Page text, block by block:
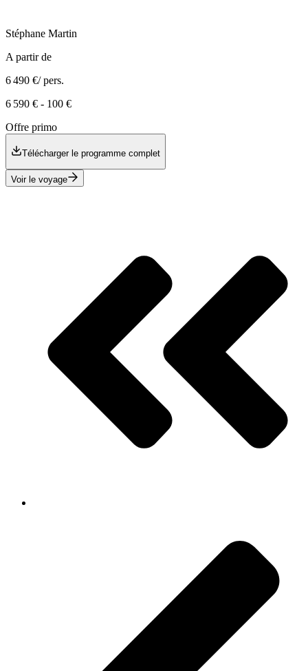
Stéphane Martin
A partir de
6 490 €/ pers.
6 590 € - 100 €
Offre primo
Télécharger le programme complet
Voir le voyage